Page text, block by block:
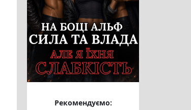
Рекомендуємо: